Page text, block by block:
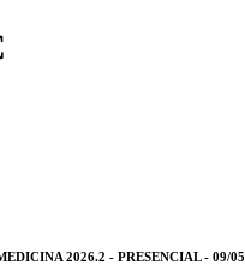
2026.2 - PRESENCIAL - 09/05